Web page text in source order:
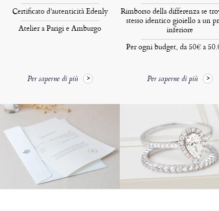
Certificato d’autenticità Edenly
Atelier a Parigi e Amburgo
Per saperne di più
Rimborso della differenza se
stesso identico gioiello a un
inferiore
Per ogni budget, da 50€ a
Per saperne di più